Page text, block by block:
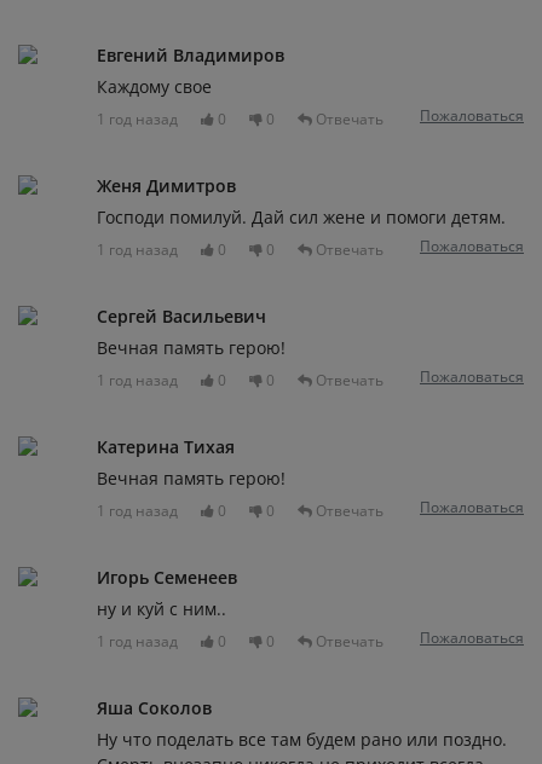
Евгений Владимиров
Каждому свое
1 год назад 0 0 Отвечать Пожаловаться
Женя Димитров
Господи помилуй. Дай сил жене и помоги детям.
1 год назад 0 0 Отвечать Пожаловаться
Сергей Васильевич
Вечная память герою!
1 год назад 0 0 Отвечать Пожаловаться
Катерина Тихая
Вечная память герою!
1 год назад 0 0 Отвечать Пожаловаться
Игорь Семенеев
ну и куй с ним..
1 год назад 0 0 Отвечать Пожаловаться
Яша Соколов
Ну что поделать все там будем рано или поздно.